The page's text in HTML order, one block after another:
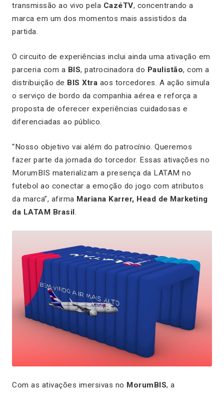
transmissão ao vivo pela CazéTV, concentrando a
marca em um dos momentos mais assistidos da
partida.
O circuito de experiências inclui ainda uma ativação em
parceria com a BIS, patrocinadora do Paulistão, com a
distribuição de BIS Xtra aos torcedores. A ação simula
o serviço de bordo da companhia aérea e reforça a
proposta de oferecer experiências cuidadosas e
diferenciadas ao público.
“Nosso objetivo vai além do patrocínio. Queremos
fazer parte da jornada do torcedor. Essas ativações no
MorumBIS materializam a presença da LATAM no
futebol ao conectar a emoção do jogo com atributos
da marca”, afirma Mariana Karrer, Head de Marketing
da LATAM Brasil
Com as ativações imersivas no MorumBIS, a